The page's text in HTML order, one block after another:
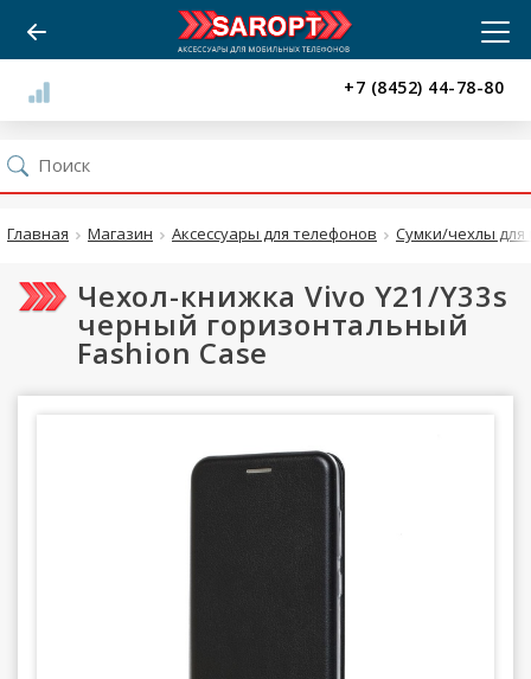
+7 (8452) 44-78-80
Главная Магазин Аксессуары для телефонов Сумки/чехлы для
Чехол-книжка Vivo Y21/Y33s
черный горизонтальный
Fashion Case